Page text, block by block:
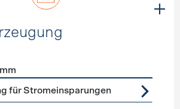
Wärmeerzeugung
für Stromeinsparungen